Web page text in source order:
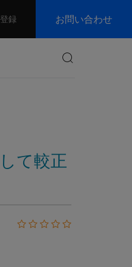
登録 お問い合わせ
て較正